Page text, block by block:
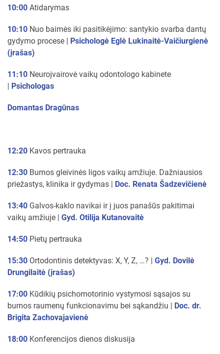
10:00 Atidarymas
10:10 Nuo baimės iki pasitikėjimo: santykio svarba dantų
gydymo procese | Psichologė Eglė Lukinaitė-Vaičiurgienė
(įrašas)
11:10 Neuroįvairovė vaikų odontologo kabinete
| Psichologas
Domantas Dragūnas
12:20 Kavos pertrauka
12:30 Burnos gleivinės ligos vaikų amžiuje. Dažniausios
priežastys, klinika ir gydymas | Doc. Renata Šadzevičienė
13:40 Galvos-kaklo navikai ir į juos panašūs pakitimai
vaikų amžiuje | Gyd. Otilija Kutanovaitė
14:50 Pietų pertrauka
15:30 Ortodontinis detektyvas: X, Y, Z, …? | Gyd. Dovilė
Drungilaitė (įrašas)
17:00 Kūdikių psichomotorinio vystymosi sąsajos su
burnos raumenų funkcionavimu bei sąkandžiu | Doc. dr.
Brigita Zachovajavienė
18:00 Konferencijos dienos diskusija